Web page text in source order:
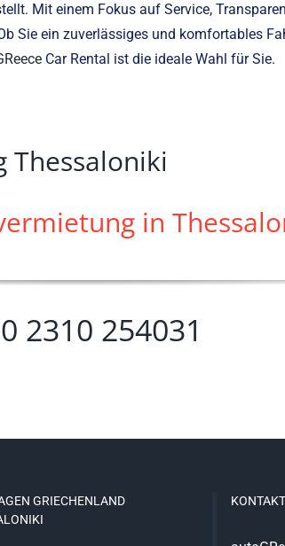
Mit einem Fokus auf Service,
Sie ein zuverlässiges und komfortables
Car Rental ist die ideale Wahl für Sie.
Thessaloniki
in
2310 254031
GRIECHENLAND
KONTAKT